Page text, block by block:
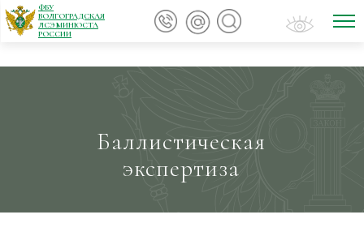
ФБУ
ВОЛГОГРАДСКАЯ
ЛСЭ МИНЮСТА
РОССИИ
Баллистическая
экспертиза